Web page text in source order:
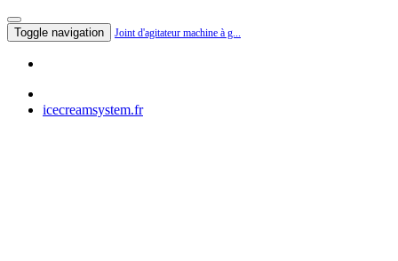
Toggle navigation Joint d'agitateur machine à g...
icecreamsystem.fr